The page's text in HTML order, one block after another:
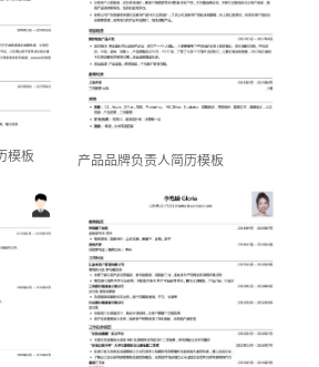
模板 产品品牌负责人简历模板